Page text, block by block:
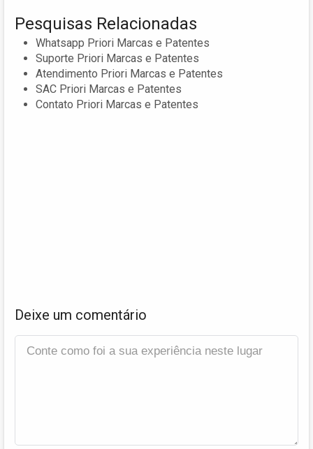
Pesquisas Relacionadas
Whatsapp Priori Marcas e Patentes
Suporte Priori Marcas e Patentes
Atendimento Priori Marcas e Patentes
SAC Priori Marcas e Patentes
Contato Priori Marcas e Patentes
Deixe um comentário